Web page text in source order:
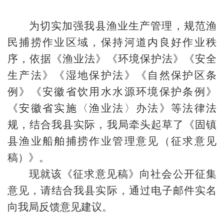
为切实加强我县渔业生产管理，规范渔
民捕捞作业区域，保持河道内良好作业秩
序，依据《渔业法》《环境保护法》《安全
生产法》《湿地保护法》《自然保护区条
例》《安徽省饮用水水源环境保护条例》
《安徽省实施〈渔业法〉办法》等法律法
规，结合我县实际，我局牵头起草了《固镇
县渔业船舶捕捞作业管理意见（征求意见
稿）》。
现就该《征求意见稿》向社会公开征集
意见，请结合我县实际，通过电子邮件实名
向我局反馈意见建议。